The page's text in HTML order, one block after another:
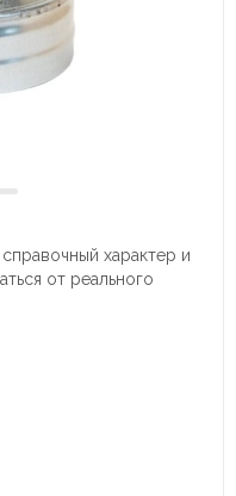
характер и
от реального